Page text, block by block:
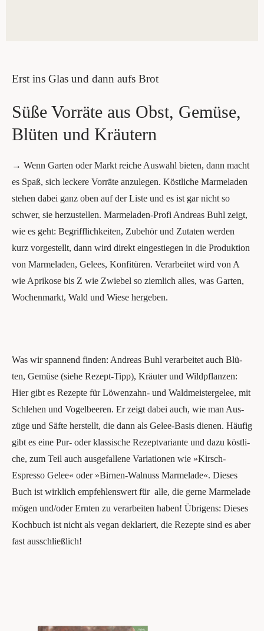
Erst ins Glas und dann aufs Brot
Süße Vor­rä­te aus Obst, Gemü­se,
Blü­ten und Kräutern
→ Wenn Gar­ten oder Markt rei­che Aus­wahl bie­ten, dann macht
es Spaß, sich lecke­re Vor­rä­te anzu­le­gen. Köst­li­che Mar­me­la­den
ste­hen dabei ganz oben auf der Lis­te und es ist gar nicht so
schwer, sie her­zu­stel­len. Mar­me­la­den-Pro­fi Andre­as Buhl zeigt,
wie es geht: Begriff­lich­kei­ten, Zube­hör und Zuta­ten wer­den
kurz vor­ge­stellt, dann wird direkt ein­ge­stie­gen in die Pro­duk­ti­on
von Mar­me­la­den, Gelees, Kon­fi­tü­ren. Ver­ar­bei­tet wird von A
wie Apri­ko­se bis Z wie Zwie­bel so ziem­lich alles, was Gar­ten,
Wochen­markt, Wald und Wie­se hergeben.
Was wir span­nend fin­den: Andre­as Buhl ver­ar­bei­tet auch Blü­
ten, Gemü­se (sie­he Rezept-Tipp), Kräu­ter und Wild­pflan­zen:
Hier gibt es Rezep­te für Löwen­zahn- und Wald­meis­ter­ge­lee, mit
Schle­hen und Vogel­bee­ren. Er zeigt dabei auch, wie man Aus­
zü­ge und Säf­te her­stellt, die dann als Gelee-Basis die­nen. Häu­fig
gibt es eine Pur- oder klas­si­sche Rezept­va­ri­an­te und dazu köst­li­
che, zum Teil auch aus­ge­fal­le­ne Varia­tio­nen wie »Kirsch-
Espres­so Gelee« oder »Bir­nen-Wal­nuss Mar­me­la­de«. Die­ses
Buch ist wirk­lich emp­feh­lens­wert für alle, die ger­ne Mar­me­la­de
mögen und/oder Ern­ten zu ver­ar­bei­ten haben! Übri­gens: Die­ses
Koch­buch ist nicht als vegan dekla­riert, die Rezep­te sind es aber
fast ausschließlich!